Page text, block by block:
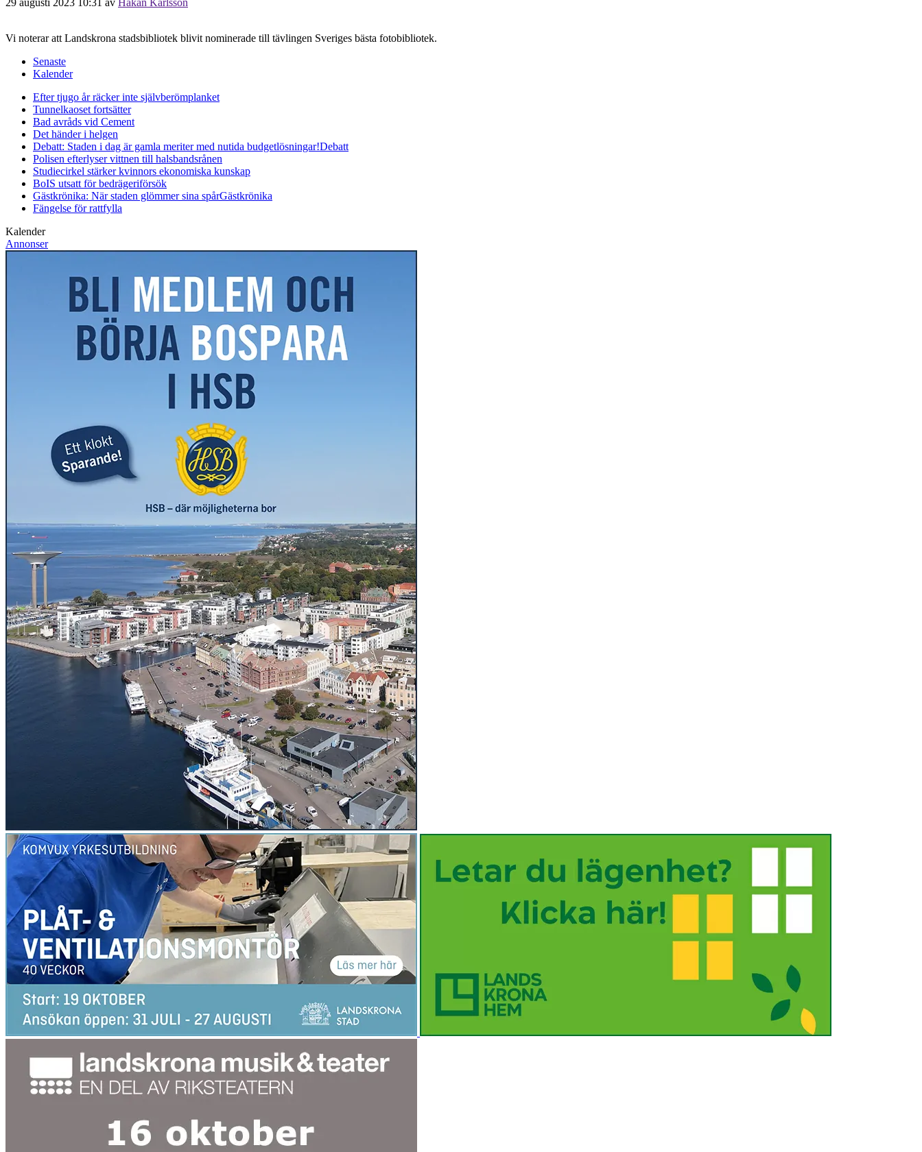
Vi noterar att Landskrona stadsbibliotek blivit nominerade till tävlingen Sveriges bästa fotobibliotek.
Senaste
Kalender
Efter tjugo år räcker inte självberömplanket
Tunnelkaoset fortsätter
Bad avråds vid Cement
Det händer i helgen
Debatt: Staden i dag är gamla meriter med nutida budgetlösningar!Debatt
Polisen efterlyser vittnen till halsbandsrånen
Studiecirkel stärker kvinnors ekonomiska kunskap
BoIS utsatt för bedrägeriförsök
Gästkrönika: När staden glömmer sina spårGästkrönika
Fängelse för rattfylla
Kalender
Annonser